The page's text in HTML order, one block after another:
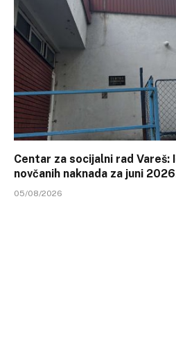
Centar za socijalni rad Vareš:
novčanih naknada za juni
05/08/2026